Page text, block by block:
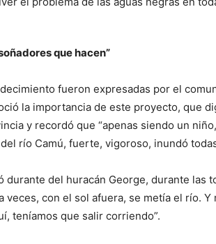
que hacen”
fueron expresadas por el
la importancia de este proyecto, que
y recordó que “apenas siendo un
río Camú, fuerte, vigoroso, inundó
durante del huracán George, durante las
veces, con el sol afuera, se metía el río.
teníamos que salir corriendo”.